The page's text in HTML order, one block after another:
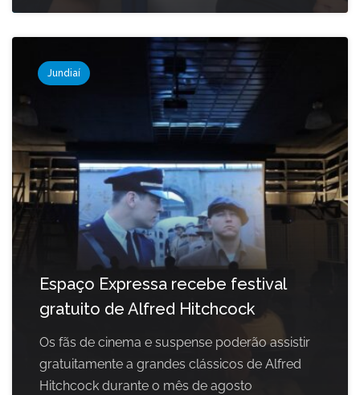
Jundiaí
Espaço Expressa recebe festival
gratuito de Alfred Hitchcock
Os fãs de cinema e suspense poderão assistir
gratuitamente a grandes clássicos de Alfred
Hitchcock durante o mês de agosto